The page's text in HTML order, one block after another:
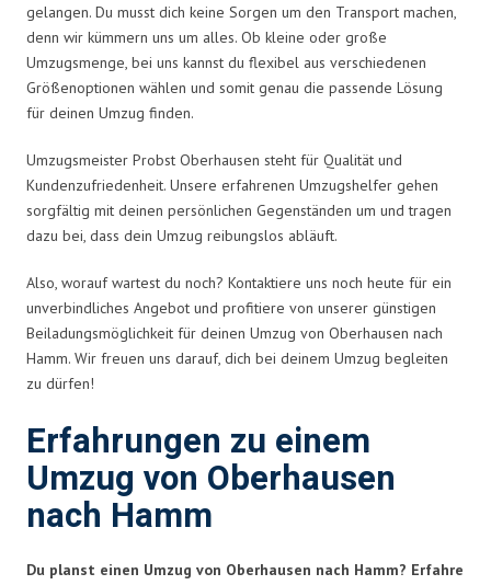
gelangen. Du musst dich keine Sorgen um den Transport machen,
denn wir kümmern uns um alles. Ob kleine oder große
Umzugsmenge, bei uns kannst du flexibel aus verschiedenen
Größenoptionen wählen und somit genau die passende Lösung
für deinen Umzug finden.
Umzugsmeister Probst Oberhausen steht für Qualität und
Kundenzufriedenheit. Unsere erfahrenen Umzugshelfer gehen
sorgfältig mit deinen persönlichen Gegenständen um und tragen
dazu bei, dass dein Umzug reibungslos abläuft.
Also, worauf wartest du noch? Kontaktiere uns noch heute für ein
unverbindliches Angebot und profitiere von unserer günstigen
Beiladungsmöglichkeit für deinen Umzug von Oberhausen nach
Hamm. Wir freuen uns darauf, dich bei deinem Umzug begleiten
zu dürfen!
Erfahrungen zu einem
Umzug von Oberhausen
nach Hamm
Du planst einen Umzug von Oberhausen nach Hamm? Erfahre